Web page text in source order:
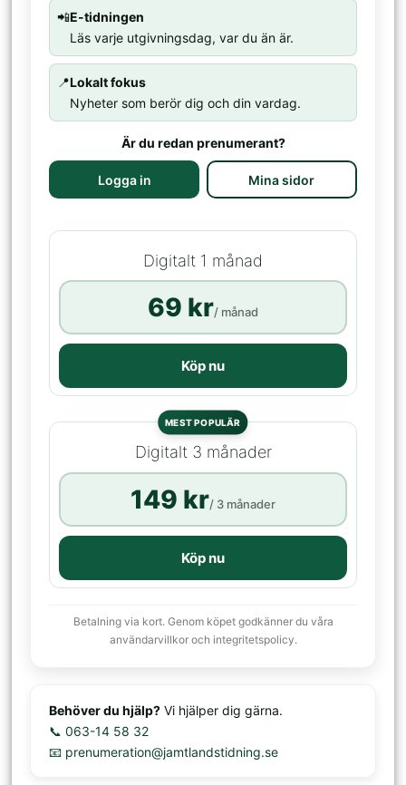
📲E-tidningen
Läs varje utgivningsdag, var du än är.
📍Lokalt fokus
Nyheter som berör dig och din vardag.
Är du redan prenumerant?
Logga in Mina sidor
Digitalt 1 månad
69 kr/ månad
Köp nu
MEST POPULÄR
Digitalt 3 månader
149 kr/ 3 månader
Köp nu
Betalning via kort. Genom köpet godkänner du våra
användarvillkor och integritetspolicy.
Behöver du hjälp? Vi hjälper dig gärna.
📞 063-14 58 32
📧 prenumeration@jamtlandstidning.se